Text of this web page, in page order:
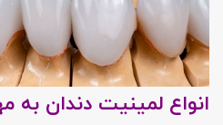
انواع لمینیت دندان به